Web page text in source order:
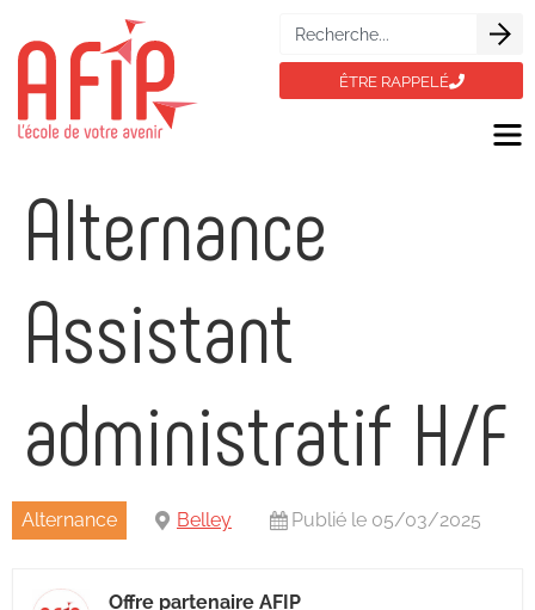
ÊTRE RAPPELÉ
Alternance
Assistant
administratif H/F
Alternance Belley Publié le 05/03/2025
Offre partenaire AFIP